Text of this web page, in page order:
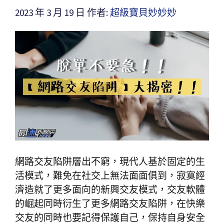
2023 年 3 月 19 日 作者: 超級寶貝妙妙妙
網路交友陷阱層出不窮，現代人基於固定的生
活模式，難免在社交上無法面面俱到，寂寞經
濟造就了更多面向的新興交友模式，交友軟體
的崛起同時衍生了更多網路交友陷阱，在快樂
交友的同時也要記得保護自己，保持自身安全